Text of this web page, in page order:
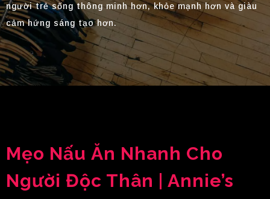
người trẻ sống thông minh hơn, khỏe mạnh hơn và giàu
cảm hứng sáng tạo hơn.
Mẹo Nấu Ăn Nhanh Cho
Người Độc Thân | Annie’s